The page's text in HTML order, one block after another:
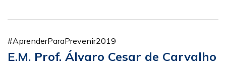
#AprenderParaPrevenir2019
E.M. Prof. Álvaro Cesar de Carvalho